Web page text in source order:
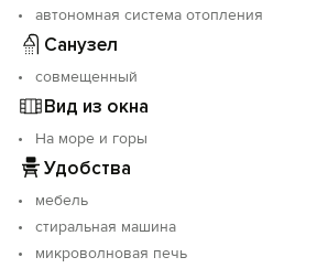
автономная система отопления
Санузел
совмещенный
Вид из окна
На море и горы
Удобства
мебель
стиральная машина
микроволновая печь